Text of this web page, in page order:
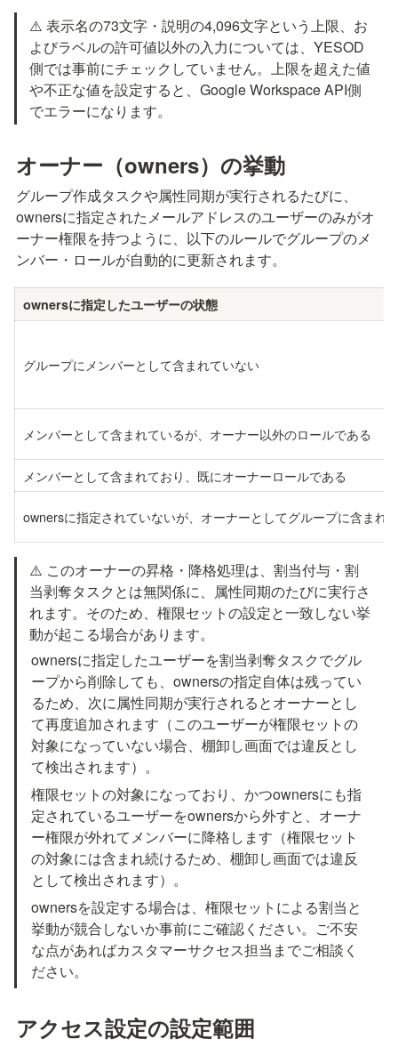
⚠️ 表示名の73文字・説明の4,096文字という上限、お
よびラベルの許可値以外の入力については、YESOD
側では事前にチェックしていません。上限を超えた値
や不正な値を設定すると、Google Workspace API側
でエラーになります。
オーナー（owners）の挙動
グループ作成タスクや属性同期が実行されるたびに、
ownersに指定されたメールアドレスのユーザーのみがオ
ーナー権限を持つように、以下のルールでグループのメ
ンバー・ロールが自動的に更新されます。
ownersに指定したユーザーの状態
グループにメンバーとして含まれていない
メンバーとして含まれているが、オーナー以外のロールである
メンバーとして含まれており、既にオーナーロールである
ownersに指定されていないが、オーナーとしてグループに含まれ
⚠️ このオーナーの昇格・降格処理は、割当付与・割
当剥奪タスクとは無関係に、属性同期のたびに実行さ
れます。そのため、権限セットの設定と一致しない挙
動が起こる場合があります。
ownersに指定したユーザーを割当剥奪タスクでグル
ープから削除しても、ownersの指定自体は残ってい
るため、次に属性同期が実行されるとオーナーとし
て再度追加されます（このユーザーが権限セットの
対象になっていない場合、棚卸し画面では違反とし
て検出されます）。
権限セットの対象になっており、かつownersにも指
定されているユーザーをownersから外すと、オーナ
ー権限が外れてメンバーに降格します（権限セット
の対象には含まれ続けるため、棚卸し画面では違反
として検出されます）。
ownersを設定する場合は、権限セットによる割当と
挙動が競合しないか事前にご確認ください。ご不安
な点があればカスタマーサクセス担当までご相談く
ださい。
アクセス設定の設定範囲